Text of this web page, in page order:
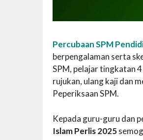
Percubaan SPM
berpengalaman serta
SPM, pelajar tingkatan
rujukan, ulang kaji dan
Peperiksaan SPM.
Kepada guru-guru dan
Islam Perlis 2025